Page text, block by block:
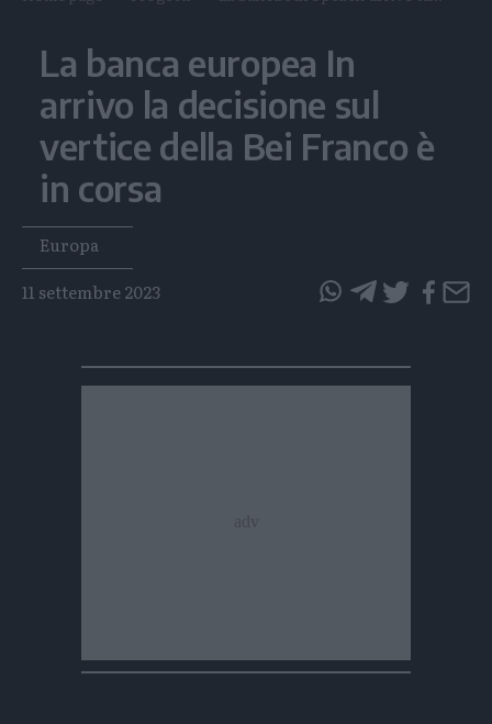
La banca europea In
arrivo la decisione sul
vertice della Bei Franco è
in corsa
Tags
Europa
11 settembre 2023
su
Whatsapp
su
Telegram